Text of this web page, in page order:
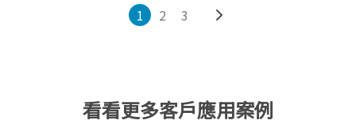
1 2 3
看看更多客戶應用案例